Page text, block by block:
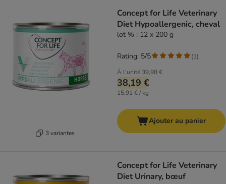
3 variantes
Concept for Life Veterinary
Diet Hypoallergenic, cheval
lot % : 12 x 200 g
À l'unité 39,98 €
38,19 €
15,91 € / kg
Rating: 5/5 (1)
Ajouter au panier
Concept for Life Veterinary
Diet Urinary, bœuf